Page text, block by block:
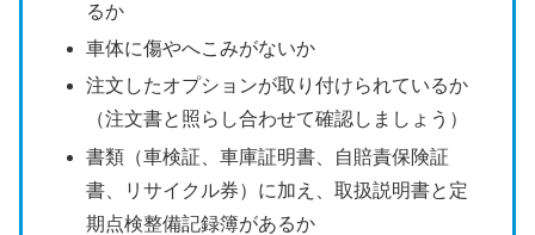
るか
車体に傷やへこみがないか
注文したオプションが取り付けられているか
（注文書と照らし合わせて確認しましょう）
書類（車検証、車庫証明書、自賠責保険証
書、リサイクル券）に加え、取扱説明書と定
期点検整備記録簿があるか